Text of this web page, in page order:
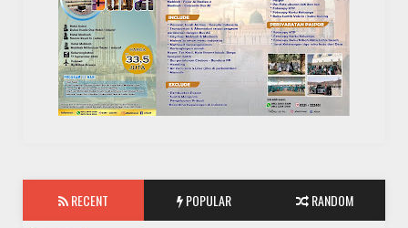
RECENT POPULAR RANDOM